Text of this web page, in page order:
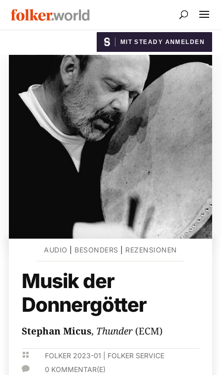
MIT STEADY ANMELDEN
AUDIO BESONDERS REZENSIONEN
Musik der
Donnergötter
Stephan Micus, Thunder (ECM)
 FOLKER 2023-01 FOLKER SERVICE
 0 KOMMENTAR(E)